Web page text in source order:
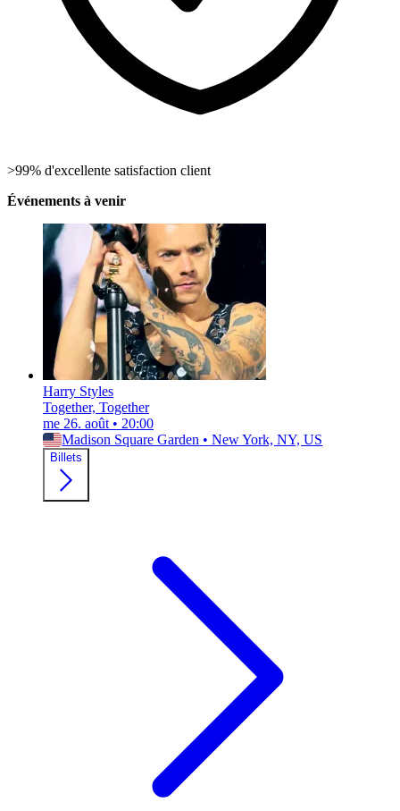
>99% d'excellente satisfaction client
Événements à venir
Harry Styles
Together, Together
me 26. août • 20:00
Madison Square Garden • New York, NY, US
Billets